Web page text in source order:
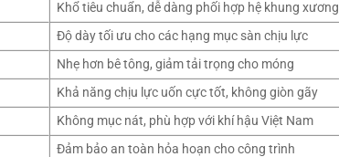
Khổ tiêu chuẩn, dễ dàng phối hợp hệ khung xương
Độ dày tối ưu cho các hạng mục sàn chịu lực
Nhẹ hơn bê tông, giảm tải trọng cho móng
Khả năng chịu lực uốn cực tốt, không giòn gãy
Không mục nát, phù hợp với khí hậu Việt Nam
Đảm bảo an toàn hỏa hoạn cho công trình